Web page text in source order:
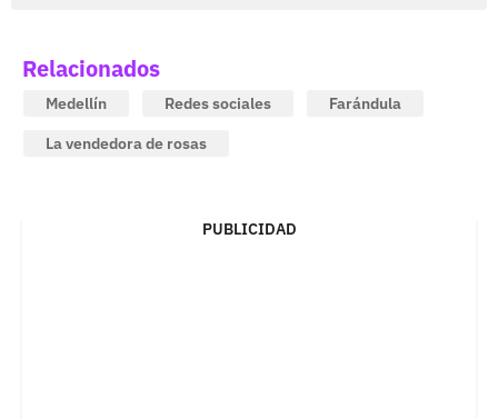
Relacionados
Medellín Redes sociales
Farándula
La vendedora de rosas
PUBLICIDAD